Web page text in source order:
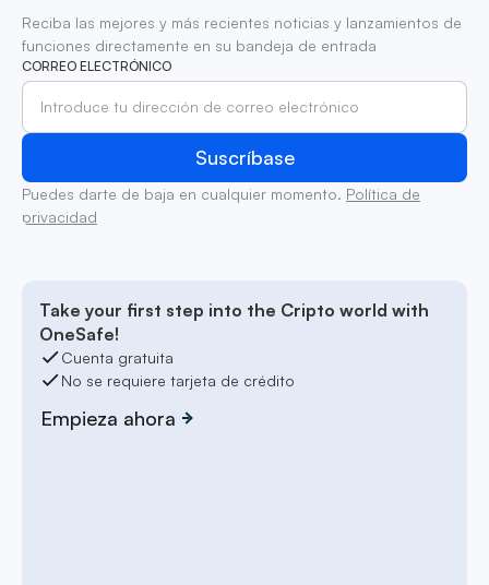
Reciba las mejores y más recientes noticias y lanzamientos de
funciones directamente en su bandeja de entrada
CORREO ELECTRÓNICO
Puedes darte de baja en cualquier momento. Política de
privacidad
Take your first step into the Cripto world with
OneSafe!
Cuenta gratuita
No se requiere tarjeta de crédito
Empieza ahora